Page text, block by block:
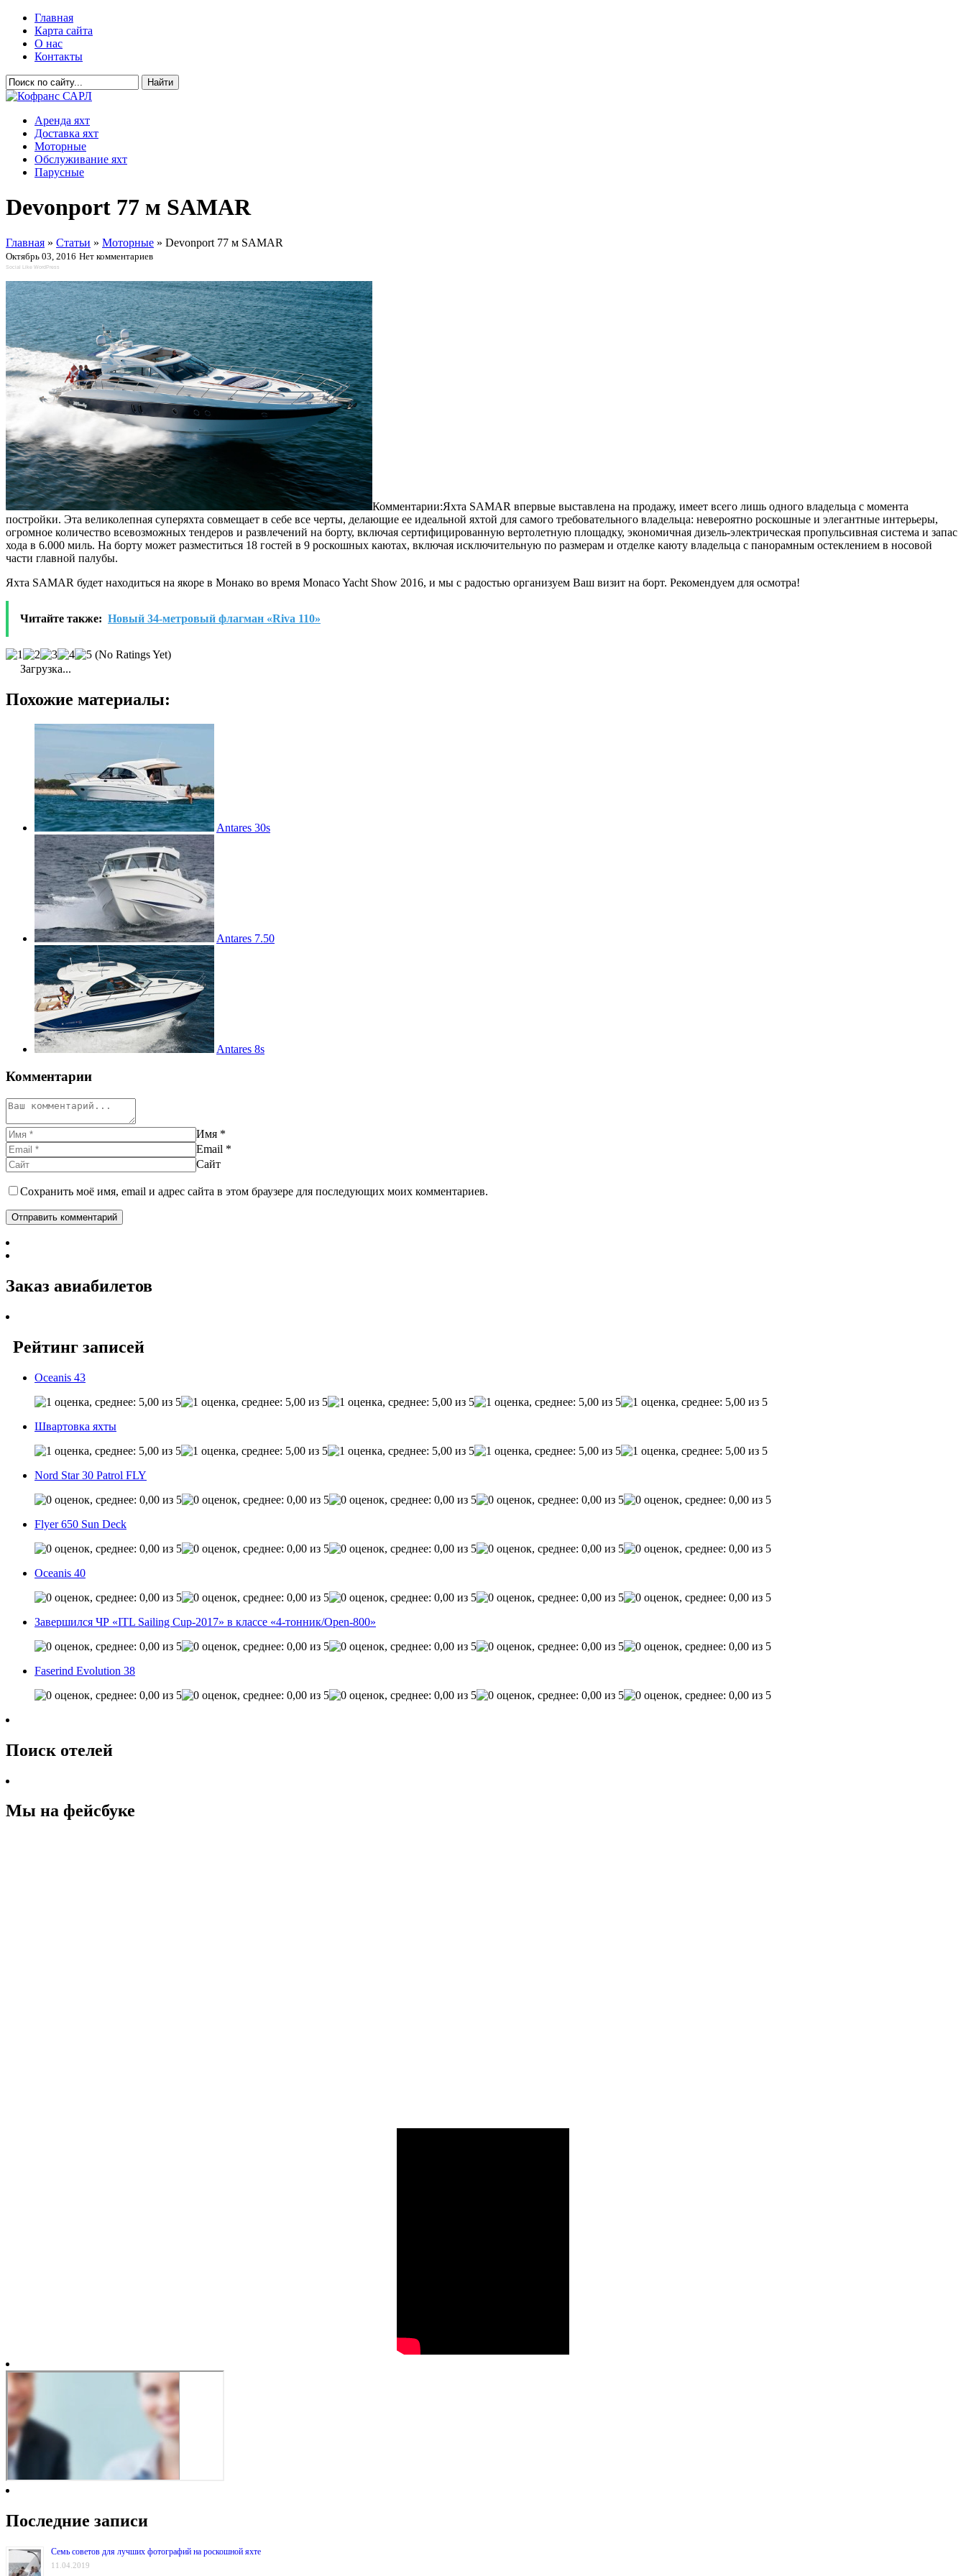
Главная
Карта сайта
О нас
Контакты
Аренда яхт
Доставка яхт
Моторные
Обслуживание яхт
Парусные
Devonport 77 м SAMAR
Главная » Статьи » Моторные » Devonport 77 м SAMAR
Октябрь 03, 2016 Нет комментариев
Social Like WordPress
Комментарии:Яхта SAMAR впервые выставлена на продажу, имеет всего лишь одного владельца с момента
постройки. Эта великолепная суперяхта совмещает в себе все черты, делающие ее идеальной яхтой для самого требовательного владельца: невероятно роскошные и элегантные интерьеры,
огромное количество всевозможных тендеров и развлечений на борту, включая сертифицированную вертолетную площадку, экономичная дизель-электрическая пропульсивная система и запас
хода в 6.000 миль. На борту может разместиться 18 гостей в 9 роскошных каютах, включая исключительную по размерам и отделке каюту владельца с панорамным остеклением в носовой
части главной палубы.
Яхта SAMAR будет находиться на якоре в Монако во время Monaco Yacht Show 2016, и мы с радостью организуем Ваш визит на борт. Рекомендуем для осмотра!
Читайте также: Новый 34-метровый флагман «Riva 110»
(No Ratings Yet)
Загрузка...
Похожие материалы:
Antares 30s
Antares 7.50
Antares 8s
Комментарии
Имя *
Email *
Сайт
Сохранить моё имя, email и адрес сайта в этом браузере для последующих моих комментариев.
Заказ авиабилетов
Рейтинг записей
Oceanis 43
Швартовка яхты
Nord Star 30 Patrol FLY
Flyer 650 Sun Deck
Oceanis 40
Завершился ЧР «ITL Sailing Cup-2017» в классе «4-тонник/Open-800»
Faserind Evolution 38
Поиск отелей
Мы на фейсбуке
Последние записи
Семь советов для лучших фотографий на роскошной яхте
11.04.2019